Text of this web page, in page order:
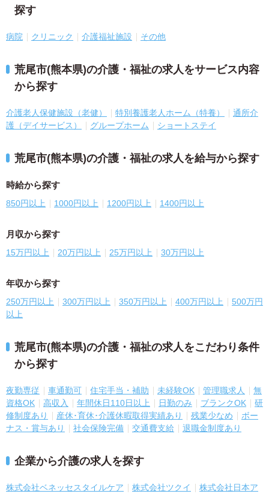
探す
病院 クリニック 介護福祉施設 その他
荒尾市(熊本県)の介護・福祉の求人をサービス内容
から探す
介護老人保健施設（老健） 特別養護老人ホーム（特養）
通所介
護（デイサービス）
グループホーム ショートステイ
荒尾市(熊本県)の介護・福祉の求人を給与から探す
時給から探す
850円以上 1000円以上 1200円以上 1400円以上
月収から探す
15万円以上 20万円以上 25万円以上 30万円以上
年収から探す
250万円以上 300万円以上 350万円以上 400万円以上
500万円
以上
荒尾市(熊本県)の介護・福祉の求人をこだわり条件
から探す
夜勤専従 車通勤可 住宅手当・補助 未経験OK 管理職求人
無
資格OK
高収入 年間休日110日以上 日勤のみ ブランクOK
研
修制度あり
産休･育休･介護休暇取得実績あり 残業少なめ
ボー
ナス・賞与あり
社会保険完備 交通費支給 退職金制度あり
企業から介護の求人を探す
株式会社ベネッセスタイルケア 株式会社ツクイ
株式会社日本ア